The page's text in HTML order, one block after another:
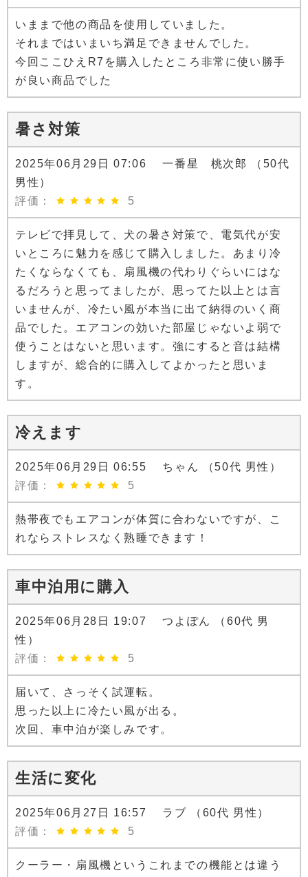
いままで他の商品を使用していました。
それまではいまいち満足できませんでした。
今回ここひえR7を購入したところ非常に使い勝手
が良い商品でした
暑さ対策
2025年06月29日 07:06 一番星 桃次郎 （50代
男性）
評価：
5
テレビで拝見して、犬の暑さ対策で、電気代が安
いところに魅力を感じて購入しました。あまり冷
たくならなくても、扇風機の代わりぐらいにはな
るだろうと思ってましたが、思ってた以上とは言
いませんが、冷たい風が本当に出て納得のいく商
品でした。エアコンの効いた部屋じゃないよ弱で
使うことはないと思います。強にすると音は結構
しますが、総合的に購入してよかったと思いま
す。
冷えます
2025年06月29日 06:55 ちゃん （50代 男性）
評価：
5
熱帯夜でもエアコンが体質に合わないですが、こ
れならストレスなく熟睡できます！
車中泊用に購入
2025年06月28日 19:07 つよぽん （60代 男
性）
評価：
5
届いて、さっそく試運転。
思った以上に冷たい風が出る。
次回、車中泊が楽しみです。
生活に変化
2025年06月27日 16:57 ラブ （60代 男性）
評価：
5
クーラー・扇風機というこれまでの機能とは違う